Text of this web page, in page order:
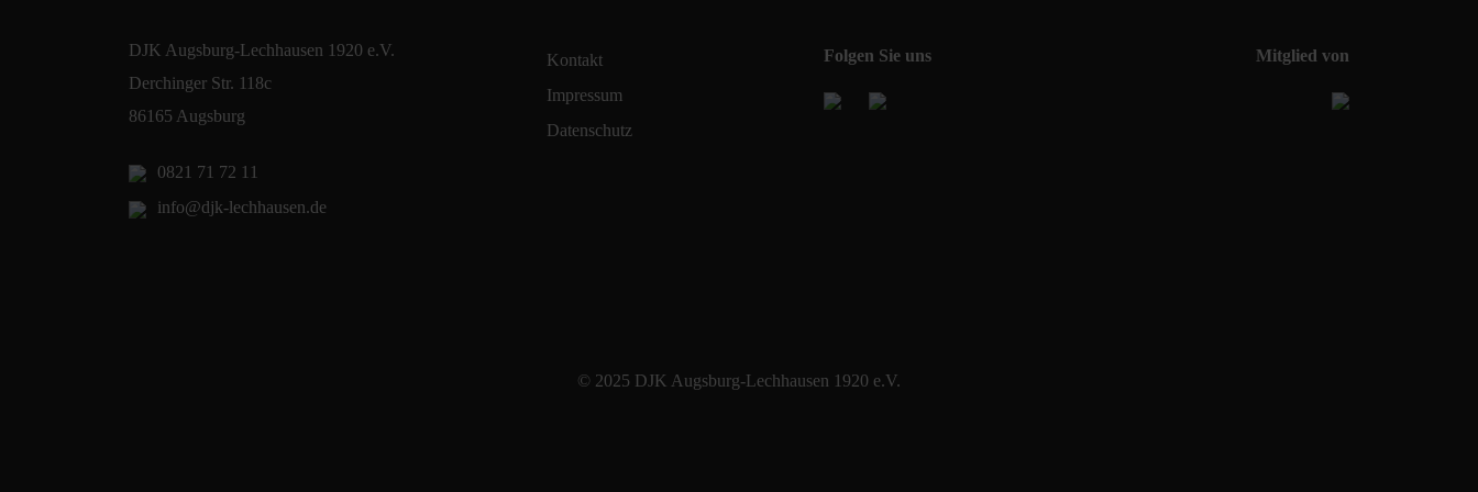
DJK Augsburg-Lechhausen 1920 e.V.
Derchinger Str. 118c
86165 Augsburg
0821 71 72 11
info@djk-lechhausen.de
Kontakt
Impressum
Datenschutz
Folgen Sie uns Mitglied von
© 2025 DJK Augsburg-Lechhausen 1920 e.V.